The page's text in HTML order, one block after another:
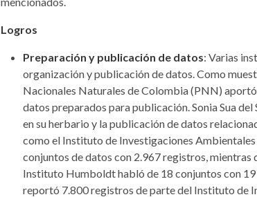
Logros
Preparación y publicación de datos: Varias
organización y publicación de datos. Como
Nacionales Naturales de Colombia (PNN)
datos preparados para publicación. Sonia Sua
en su herbario y la publicación de datos
como el Instituto de Investigaciones
conjuntos de datos con 2.967 registros, mientras
Instituto Humboldt habló de 18 conjuntos con
reportó 7.800 registros de parte del Instituto de